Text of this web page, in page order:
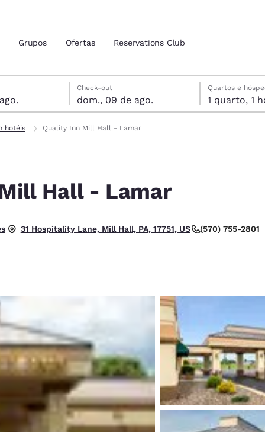
atuais
Estados Unidos
Español
Latin America Canada
España
Español
France
Français
France
English
Italia
Italiano
Italy
English
Grupos Ofertas Reservations Club
Check-out
dom., 09 de ago.
data de check-out selecionada
data do check-in selecionada
Quartos e
1
hotéis Quality Inn Mill Hall - Lamar
Hall - Lamar
31 Hospitality Lane, Mill Hall, PA, 17751, US (570) 755-2801